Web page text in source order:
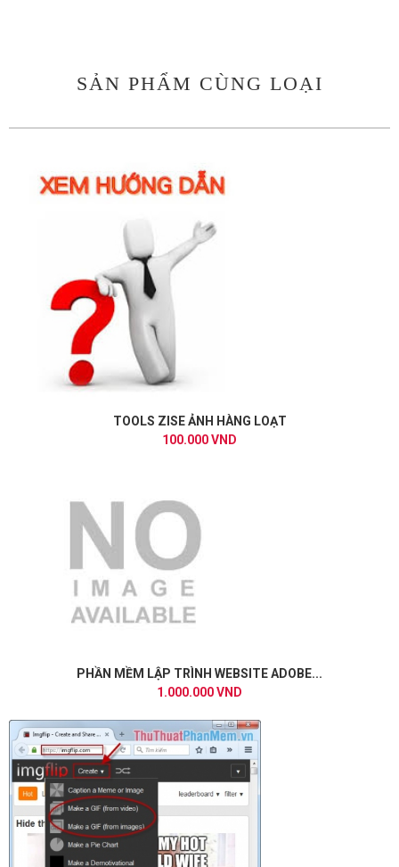
SẢN PHẨM CÙNG LOẠI
TOOLS ZISE ẢNH HÀNG LOẠT
100.000 VND
PHẦN MỀM LẬP TRÌNH WEBSITE ADOBE...
1.000.000 VND